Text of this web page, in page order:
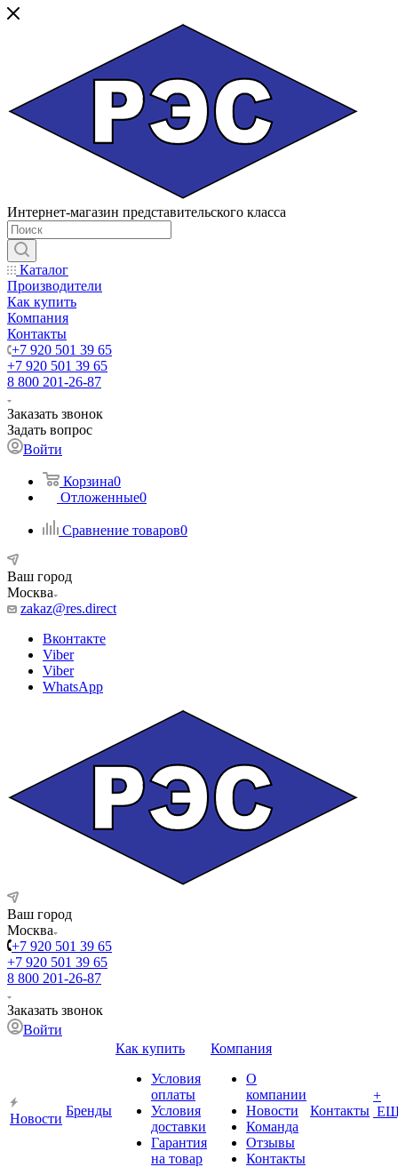
Интернет-магазин представительского класса
Каталог
Производители
Как купить
Компания
Контакты
+7 920 501 39 65
+7 920 501 39 65
8 800 201-26-87
Заказать звонок
Задать вопрос
Войти
Корзина0
Отложенные0
Сравнение товаров0
Ваш город
Москва
zakaz@res.direct
Вконтакте
Viber
Viber
WhatsApp
Ваш город
Москва
+7 920 501 39 65
+7 920 501 39 65
8 800 201-26-87
Заказать звонок
Войти
Новости
Бренды
Как купить
Условия
оплаты
Условия
доставки
Гарантия
на товар
Компания
О
компании
Новости
Команда
Отзывы
Контакты
Контакты
+